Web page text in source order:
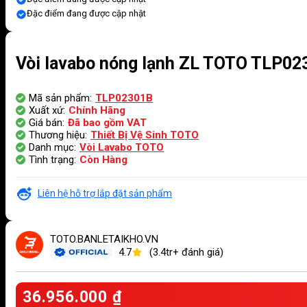
Đặc điểm đang được cập nhật
Vòi lavabo nóng lạnh ZL TOTO
Mã sản phẩm: TLP02301B
Xuất xứ: Chính Hãng
Giá bán: Đã bao gồm VAT
Thương hiệu: Thiết Bị Vệ Sinh TOTO
Danh mục: Vòi Lavabo TOTO
Tình trạng: Còn Hàng
Liên hệ hỗ trợ lắp đặt sản phẩm
TOTO.BANLETAIKHO.VN
4.7
(3.4tr+ đánh giá)
36.956.000 ₫